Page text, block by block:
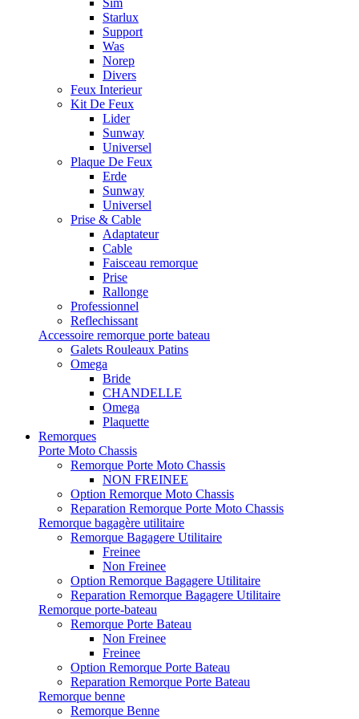
Sim
Starlux
Support
Was
Norep
Divers
Feux Interieur
Kit De Feux
Lider
Sunway
Universel
Plaque De Feux
Erde
Sunway
Universel
Prise & Cable
Adaptateur
Cable
Faisceau remorque
Prise
Rallonge
Professionnel
Reflechissant
Accessoire remorque porte bateau
Galets Rouleaux Patins
Omega
Bride
CHANDELLE
Omega
Plaquette
Remorques
Porte Moto Chassis
Remorque Porte Moto Chassis
NON FREINEE
Option Remorque Moto Chassis
Reparation Remorque Porte Moto Chassis
Remorque bagagère utilitaire
Remorque Bagagere Utilitaire
Freinee
Non Freinee
Option Remorque Bagagere Utilitaire
Reparation Remorque Bagagere Utilitaire
Remorque porte-bateau
Remorque Porte Bateau
Non Freinee
Freinee
Option Remorque Porte Bateau
Reparation Remorque Porte Bateau
Remorque benne
Remorque Benne